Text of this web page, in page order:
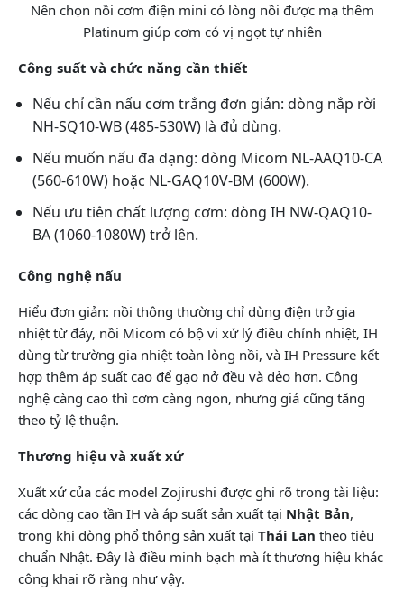
Nên chọn nồi cơm điện mini có lòng nồi được mạ thêm
Platinum giúp cơm có vị ngọt tự nhiên
Công suất và chức năng cần thiết
Nếu chỉ cần nấu cơm trắng đơn giản: dòng nắp rời
NH-SQ10-WB (485-530W) là đủ dùng.
Nếu muốn nấu đa dạng: dòng Micom NL-AAQ10-CA
(560-610W) hoặc NL-GAQ10V-BM (600W).
Nếu ưu tiên chất lượng cơm: dòng IH NW-QAQ10-
BA (1060-1080W) trở lên.
Công nghệ nấu
Hiểu đơn giản: nồi thông thường chỉ dùng điện trở gia
nhiệt từ đáy, nồi Micom có bộ vi xử lý điều chỉnh nhiệt, IH
dùng từ trường gia nhiệt toàn lòng nồi, và IH Pressure kết
hợp thêm áp suất cao để gạo nở đều và dẻo hơn. Công
nghệ càng cao thì cơm càng ngon, nhưng giá cũng tăng
theo tỷ lệ thuận.
Thương hiệu và xuất xứ
Xuất xứ của các model Zojirushi được ghi rõ trong tài liệu:
các dòng cao tần IH và áp suất sản xuất tại Nhật Bản,
trong khi dòng phổ thông sản xuất tại Thái Lan theo tiêu
chuẩn Nhật. Đây là điều minh bạch mà ít thương hiệu khác
công khai rõ ràng như vậy.